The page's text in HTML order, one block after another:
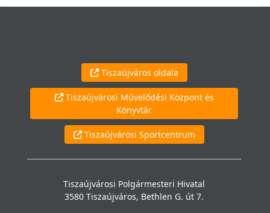
Tiszaújváros oldala
Tiszaújvárosi Művelődési Központ és
Könyvtár
Tiszaújvárosi Sportcentrum
Tiszaújvárosi Polgármesteri Hivatal
3580 Tiszaújváros, Bethlen G. út 7.